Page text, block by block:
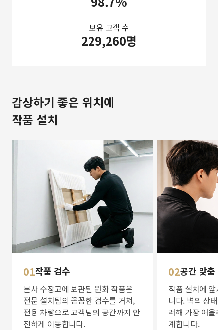
보유 고객 수
229,260명
감상하기 좋은 위치에
작품 설치
01작품 검수
본사 수장고에 보관된 원화 작품은
전문 설치팀의 꼼꼼한 검수를 거쳐,
전용 차량으로 고객님의 공간까지 안
전하게 이동합니다.
02공간 맞
작품 설치에
니다. 벽의 상
려해 가장 어
계합니다.